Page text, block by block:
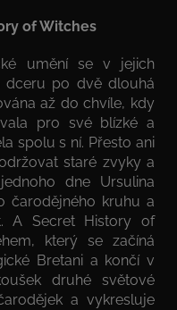
of Witches
umění se v jejich
dceru po dvě dlouhá
až do chvíle, kdy
pro své blízké a
spolu s ní. Přesto ani
staré zvyky a
dne Ursulina
čarodějného kruhu a
A Secret History of
který se začíná
Bretani a končí v
druhé světové
a vykresluje